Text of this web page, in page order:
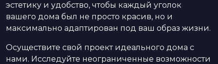
эстетику и удобство, чтобы каждый уголок
вашего дома был не просто красив, но и
максимально адаптирован под ваш образ жизни.
Осуществите свой проект идеального дома с
нами. Исследуйте неограниченные возможности